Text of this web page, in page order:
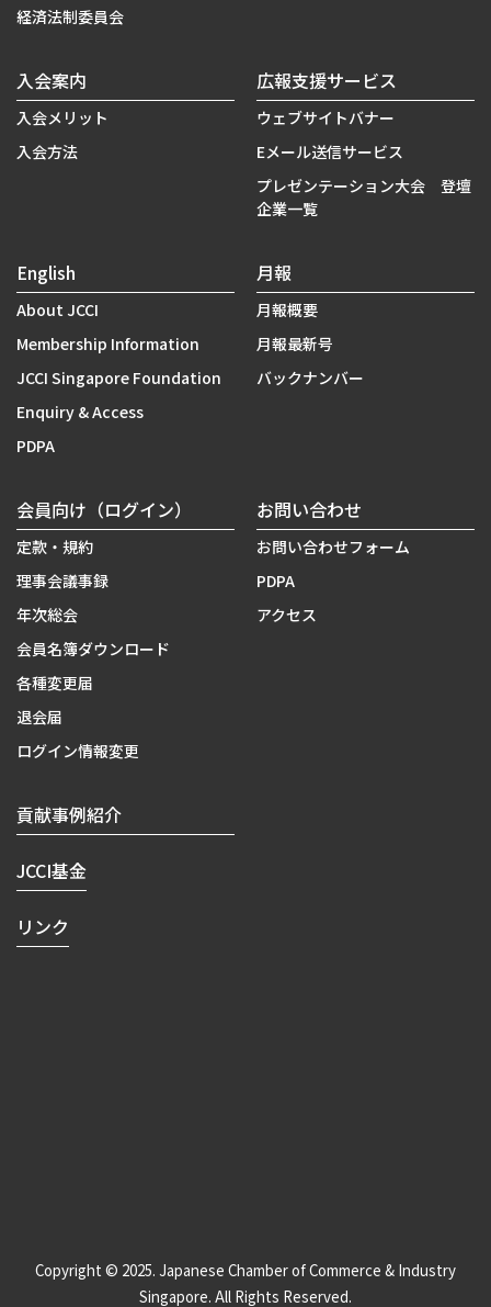
経済法制委員会
入会案内
入会メリット
入会方法
広報支援サービス
ウェブサイトバナー
Eメール送信サービス
プレゼンテーション大会 登壇
企業一覧
English
About JCCI
Membership Information
JCCI Singapore Foundation
Enquiry & Access
PDPA
月報
月報概要
月報最新号
バックナンバー
会員向け（ログイン）
定款・規約
理事会議事録
年次総会
会員名簿ダウンロード
各種変更届
退会届
ログイン情報変更
お問い合わせ
お問い合わせフォーム
PDPA
アクセス
貢献事例紹介
JCCI基金
リンク
Copyright © 2025. Japanese Chamber of Commerce & Industry
Singapore. All Rights Reserved.